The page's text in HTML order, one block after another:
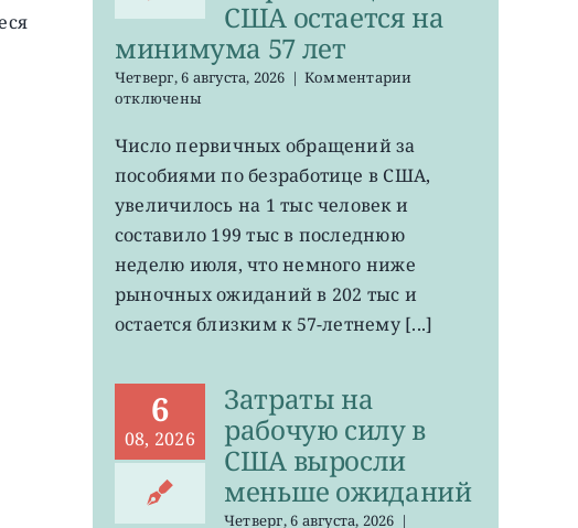
США остается на
минимума 57 лет
Четверг, 6 августа, 2026 | Комментариик
первичных
за
в
остается
на
отключены
Число первичных обращений за
пособиями по безработице в США,
увеличилось на 1 тыс человек и
составило 199 тыс в последнюю
неделю июля, что немного ниже
рыночных ожиданий в 202 тыс и
остается близким к 57-летнему [...]
6
08, 2026
Затраты на
рабочую силу в
США выросли
меньше ожиданий
Четверг, 6 августа, 2026 |